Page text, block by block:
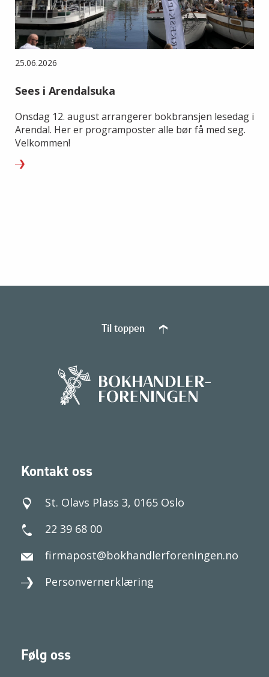
25.06.2026
Sees i Arendalsuka
Onsdag 12. august arrangerer bokbransjen lesedag i
Arendal. Her er programposter alle bør få med seg.
Velkommen!
Kontakt oss
St. Olavs Plass 3, 0165 Oslo
22 39 68 00
firmapost@bokhandlerforeningen.no
Personvernerklæring
Følg oss
Til toppen